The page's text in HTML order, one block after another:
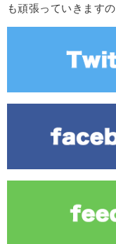
も頑張っていきます